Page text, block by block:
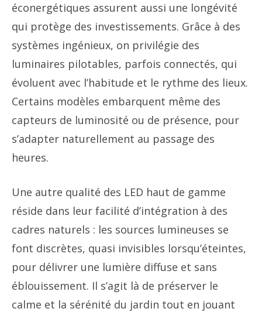
éconergétiques assurent aussi une longévité
qui protège des investissements. Grâce à des
systèmes ingénieux, on privilégie des
luminaires pilotables, parfois connectés, qui
évoluent avec l’habitude et le rythme des lieux.
Certains modèles embarquent même des
capteurs de luminosité ou de présence, pour
s’adapter naturellement au passage des
heures.
Une autre qualité des LED haut de gamme
réside dans leur facilité d’intégration à des
cadres naturels : les sources lumineuses se
font discrètes, quasi invisibles lorsqu’éteintes,
pour délivrer une lumière diffuse et sans
éblouissement. Il s’agit là de préserver le
calme et la sérénité du jardin tout en jouant